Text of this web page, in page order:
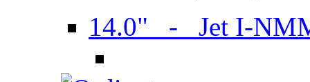
14.0" - Jet I-